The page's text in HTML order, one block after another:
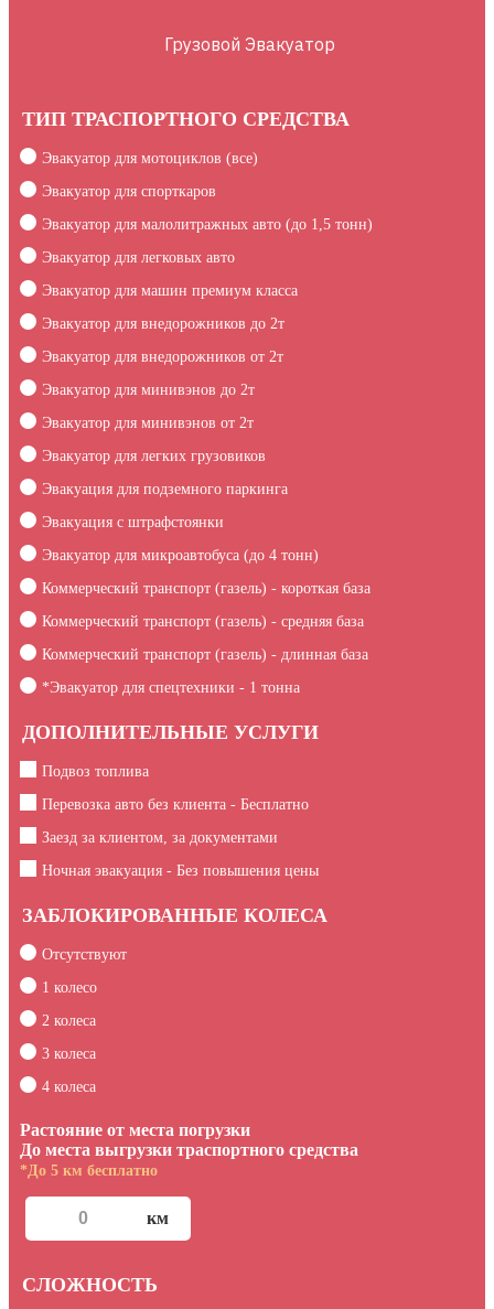
Грузовой Эвакуатор
ТИП ТРАСПОРТНОГО СРЕДСТВА
Эвакуатор для мотоциклов (все)
Эвакуатор для спорткаров
Эвакуатор для малолитражных авто (до 1,5 тонн)
Эвакуатор для легковых авто
Эвакуатор для машин премиум класса
Эвакуатор для внедорожников до 2т
Эвакуатор для внедорожников от 2т
Эвакуатор для минивэнов до 2т
Эвакуатор для минивэнов от 2т
Эвакуатор для легких грузовиков
Эвакуация для подземного паркинга
Эвакуация c штрафстоянки
Эвакуатор для микроавтобуса (до 4 тонн)
Коммерческий транспорт (газель) - короткая база
Коммерческий транспорт (газель) - средняя база
Коммерческий транспорт (газель) - длинная база
*Эвакуатор для спецтехники - 1 тонна
ДОПОЛНИТЕЛЬНЫЕ УСЛУГИ
Подвоз топлива
Перевозка авто без клиента - Бесплатно
Заезд за клиентом, за документами
Ночная эвакуация - Без повышения цены
ЗАБЛОКИРОВАННЫЕ КОЛЕСА
Отсутствуют
1 колесо
2 колеса
3 колеса
4 колеса
Растояние от места погрузки
До места выгрузки траспортного средства
*До 5 км бесплатно
СЛОЖНОСТЬ